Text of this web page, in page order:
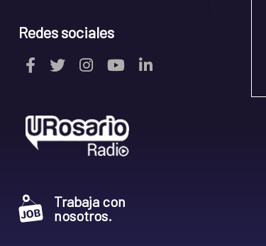
Redes sociales
Trabaja con
nosotros.